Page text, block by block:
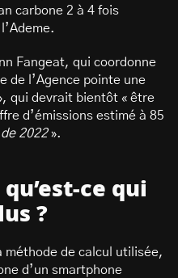
carbone 2 à 4 fois
Fangeat, qui coordonne
de l’Agence pointe une
qui devrait bientôt « être
d’émissions estimé à 85
2022».
ce qui
?
méthode de calcul utilisée,
d’un smartphone